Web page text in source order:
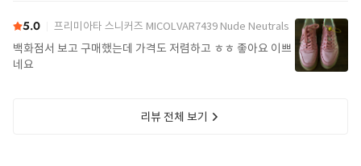
5.0 프리미아타 스니커즈 MICOLVAR7439 Nude Neutrals
백화점서 보고 구매했는데 가격도 저렴하고 ㅎㅎ 좋아요 이쁘
네요
리뷰 전체 보기